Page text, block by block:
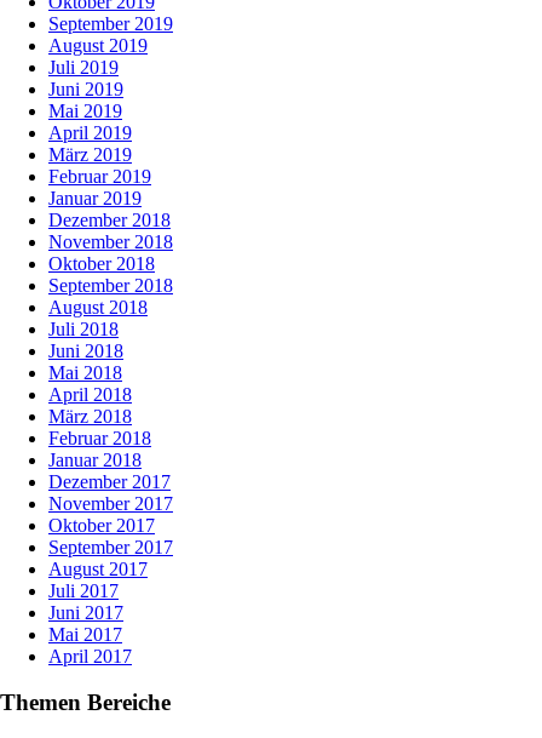
September 2019
August 2019
Juli 2019
Juni 2019
Mai 2019
April 2019
März 2019
Februar 2019
Januar 2019
Dezember 2018
November 2018
Oktober 2018
September 2018
August 2018
Juli 2018
Juni 2018
Mai 2018
April 2018
März 2018
Februar 2018
Januar 2018
Dezember 2017
November 2017
Oktober 2017
September 2017
August 2017
Juli 2017
Juni 2017
Mai 2017
April 2017
Themen Bereiche